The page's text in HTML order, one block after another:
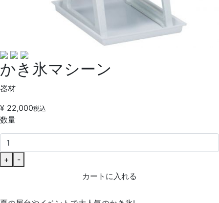
かき氷マシーン
器材
¥ 22,000税込
数量
+
-
カートに入れる